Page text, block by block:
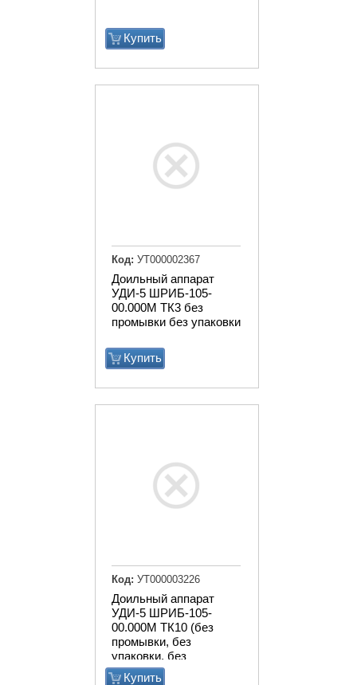
Купить
Доильный аппарат
УДИ-5 ШРИБ-105-
00.000М ТК3 без
промывки без упаковки
Купить
Код: УТ000002367
Доильный аппарат
УДИ-5 ШРИБ-105-
00.000М ТК10 (без
промывки, без
упаковки, без
аппаратуры)
Купить
Код: УТ000003226